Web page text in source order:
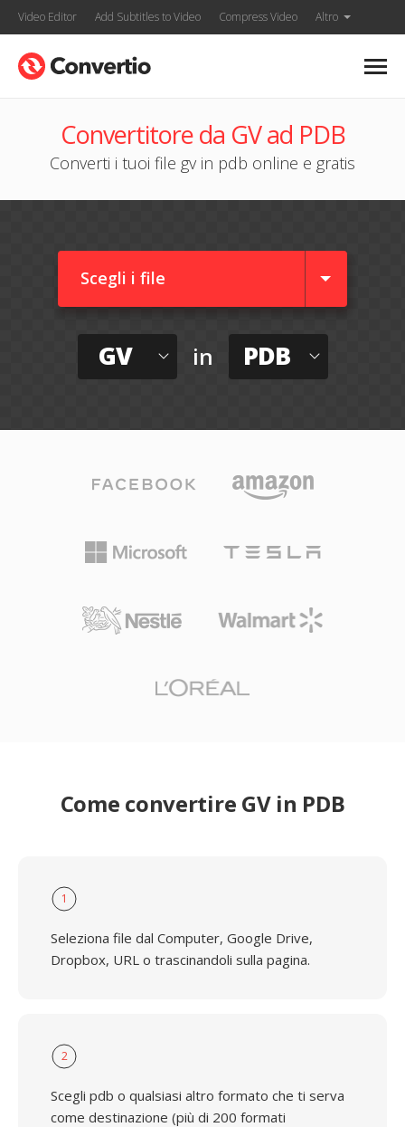
Video Editor Add Subtitles to Video Compress Video Altro
Convertitore da GV ad PDB
Converti i tuoi file gv in pdb online e gratis
Scegli i file
GV in PDB
Come convertire GV in PDB
1
Seleziona file dal Computer, Google Drive,
Dropbox, URL o trascinandoli sulla pagina.
2
Scegli pdb o qualsiasi altro formato che ti serva
come destinazione (più di 200 formati